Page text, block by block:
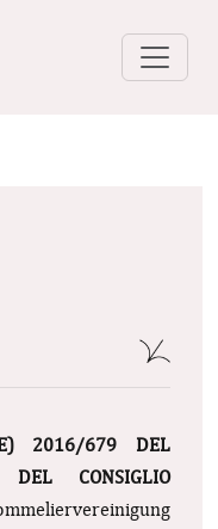
2016/679 DEL
DEL CONSIGLIO